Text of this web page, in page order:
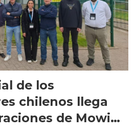
de los
chilenos llega
de Mowi